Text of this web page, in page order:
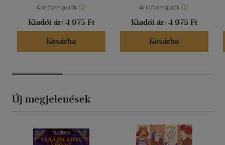
Árinformációk
Kiadói ár: 4 975 Ft
Kosárba
Árinformációk
Kiadói ár: 4 975 Ft
Kosárba
Új megjelenések